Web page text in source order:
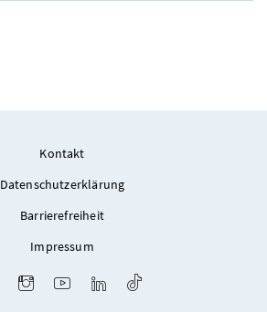
Kontakt
Datenschutzerklärung
Barrierefreiheit
Impressum
FacebookInstagramYoutube LinkedIn